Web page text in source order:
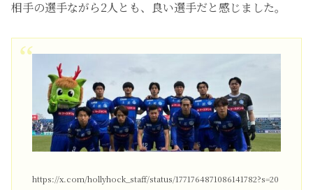
相手の選手ながら2人とも、良い選手だと感じました。
https://x.com/hollyhock_staff/status/1771764871086141782?s=20